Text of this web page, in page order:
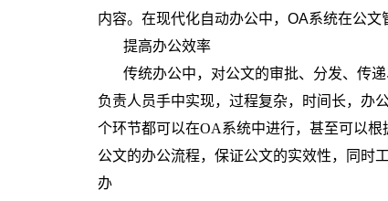
内容。在现代化自动办公中，OA系统在公文
提高办公效率
传统办公中，对公文的审批、分发、传
负责人员手中实现，过程复杂，时间长，办公
个环节都可以在OA系统中进行，甚至可以根
公文的办公流程，保证公文的实效性，同时
办